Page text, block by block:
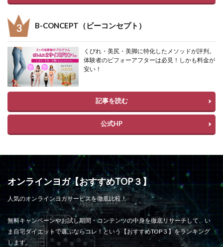
B-CONCEPT（ビーコンセプト）
くびれ・美尻・美脚に特化したメソッドが評判。
体験者のビフォーアフターは必見！しかも料金が
安い！
記事を読む
公式HP
オンラインヨガ【おすすめTOP３】
人気のオンラインヨガサービスを徹底比較！
無料キャンペーンやお試し期間・コンテンツの中身を徹底リサーチして、い
ま自宅ダイエットで選ぶならコレ！という【おすすめTOP３】をランキング
します。